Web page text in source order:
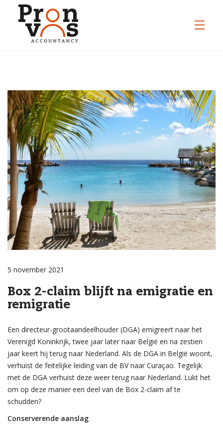
5 november 2021
Box 2-claim blijft na emigratie en
remigratie
Een directeur-grootaandeelhouder (DGA) emigreert naar het
Verenigd Koninkrijk, twee jaar later naar België en na zestien
jaar keert hij terug naar Nederland. Als de DGA in België woont,
verhuist de feitelijke leiding van de BV naar Curaçao. Tegelijk
met de DGA verhuist deze weer terug naar Nederland. Lukt het
om op deze manier een deel van de Box 2-claim af te
schudden?
Conserverende aanslag